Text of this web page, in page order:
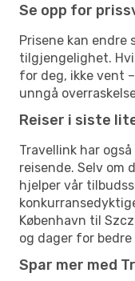
Se opp for
Prisene kan endre
tilgjengelighet.
for deg, ikke vent
unngå
Reiser i siste
Travellink har
reisende. Selv om
hjelper vår
København til
og dager for
Spar mer med